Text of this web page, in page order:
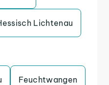
Lichtenau
Feuchtwangen